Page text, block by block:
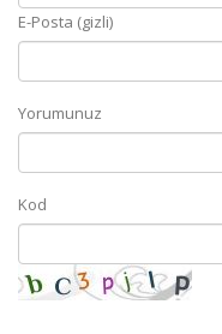
E-Posta (gizli)
Yorumunuz
Kod